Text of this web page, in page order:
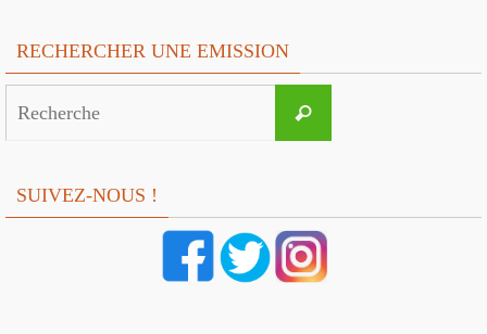
RECHERCHER UNE EMISSION
Recherche
SUIVEZ-NOUS !